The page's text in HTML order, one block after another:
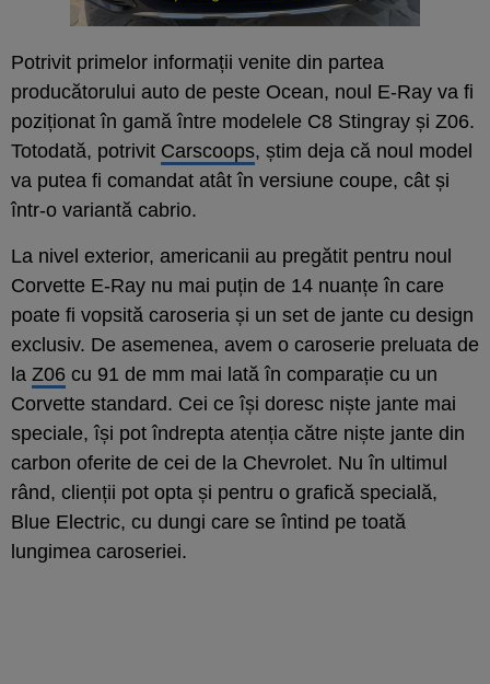
Potrivit primelor informații venite din partea
producătorului auto de peste Ocean, noul E-Ray va fi
poziționat în gamă între modelele C8 Stingray și Z06.
Totodată, potrivit Carscoops, știm deja că noul model
va putea fi comandat atât în versiune coupe, cât și
într-o variantă cabrio.
La nivel exterior, americanii au pregătit pentru noul
Corvette E-Ray nu mai puțin de 14 nuanțe în care
poate fi vopsită caroseria și un set de jante cu design
exclusiv. De asemenea, avem o caroserie preluata de
la Z06 cu 91 de mm mai lată în comparație cu un
Corvette standard. Cei ce își doresc niște jante mai
speciale, își pot îndrepta atenția către niște jante din
carbon oferite de cei de la Chevrolet. Nu în ultimul
rând, clienții pot opta și pentru o grafică specială,
Blue Electric, cu dungi care se întind pe toată
lungimea caroseriei.